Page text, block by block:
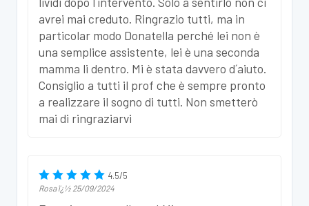
avrei mai creduto. Ringrazio tutti, ma in
particolar modo Donatella perché lei non è
una semplice assistente, lei è una seconda
mamma li dentro. Mi è stata davvero d´aiuto.
Consiglio a tutti il prof che è sempre pronto
a realizzare il sogno di tutti. Non smetterò
mai di ringraziarvi
4.5/5
Rosaï¿½ 25/09/2024